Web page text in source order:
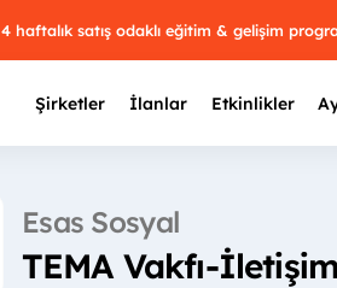
4 haftalık satış odaklı eğitim & gelişim
Şirketler İlanlar Etkinlikler
Esas Sosyal
TEMA Vakfı-